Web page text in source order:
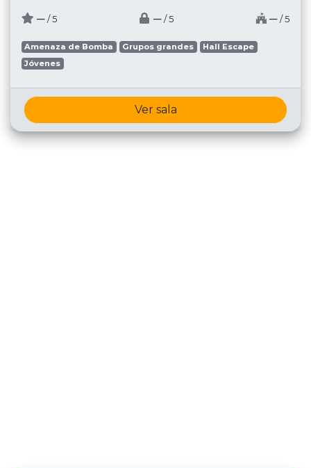
─ / 5 ─ / 5 ─ / 5
Amenaza de Bomba Grupos grandes
Hall Escape
Jóvenes
Ver sala